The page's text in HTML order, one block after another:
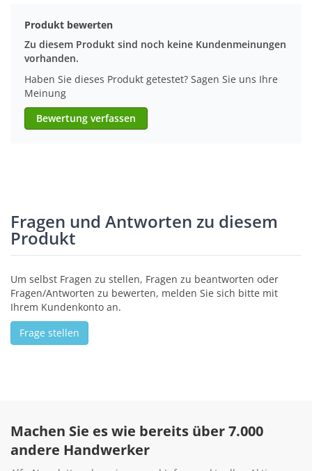
Produkt bewerten
Zu diesem Produkt sind noch keine Kundenmeinungen
vorhanden.
Haben Sie dieses Produkt getestet? Sagen Sie uns Ihre
Meinung
Bewertung verfassen
Fragen und Antworten zu diesem
Produkt
Um selbst Fragen zu stellen, Fragen zu beantworten oder
Fragen/Antworten zu bewerten, melden Sie sich bitte mit
Ihrem Kundenkonto an.
Frage stellen
Machen Sie es wie bereits über 7.000
andere Handwerker